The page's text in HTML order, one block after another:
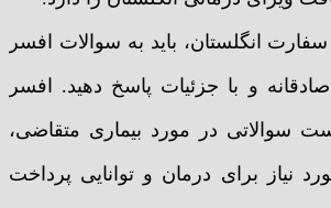
انگلستان، باید به سوالات افسر
و با جزئیات پاسخ دهید. افسر
سوالاتی در مورد بیماری متقاضی،
نیاز برای درمان و توانایی پرداخت